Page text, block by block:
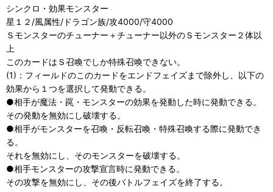
シンクロ・効果モンスター
星１２/風属性/ドラゴン族/攻4000/守4000
Ｓモンスターのチューナー＋チューナー以外のＳモンスター２体以
上
このカードはＳ召喚でしか特殊召喚できない。
(1)：フィールドのこのカードをエンドフェイズまで除外し、以下の
効果から１つを選択して発動できる。
●相手が魔法・罠・モンスターの効果を発動した時に発動できる。
その発動を無効にし破壊する。
●相手がモンスターを召喚・反転召喚・特殊召喚する際に発動でき
る。
それを無効にし、そのモンスターを破壊する。
●相手モンスターの攻撃宣言時に発動できる。
その攻撃を無効にし、その後バトルフェイズを終了する。